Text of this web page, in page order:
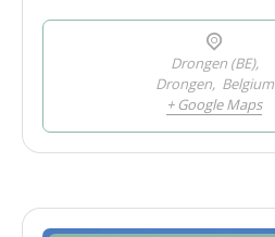
Drongen (BE),
Drongen, Belgium
+ Google Maps